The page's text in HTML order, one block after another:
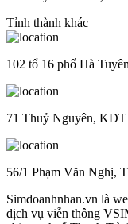
Tỉnh thành khác
102 tổ 16 phố Hà
71 Thuỷ Nguyên, KĐT
56/1 Phạm Văn Nghị,
Simdoanhnhan.vn là
dịch vụ viễn thông